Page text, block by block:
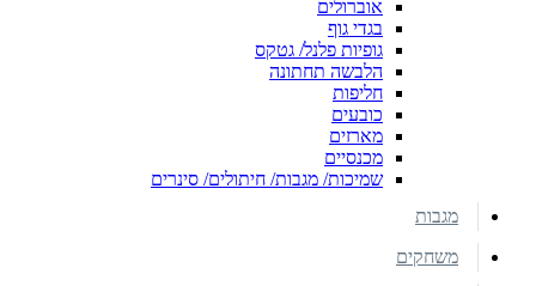
אוברולים
בגדי גוף
גופיות פלנל/ גטקס
הלבשה תחתונה
חליפות
כובעים
מארזים
מכנסיים
שמיכות/ מגבות/ חיתולים/ סינרים
מגבות
משחקים